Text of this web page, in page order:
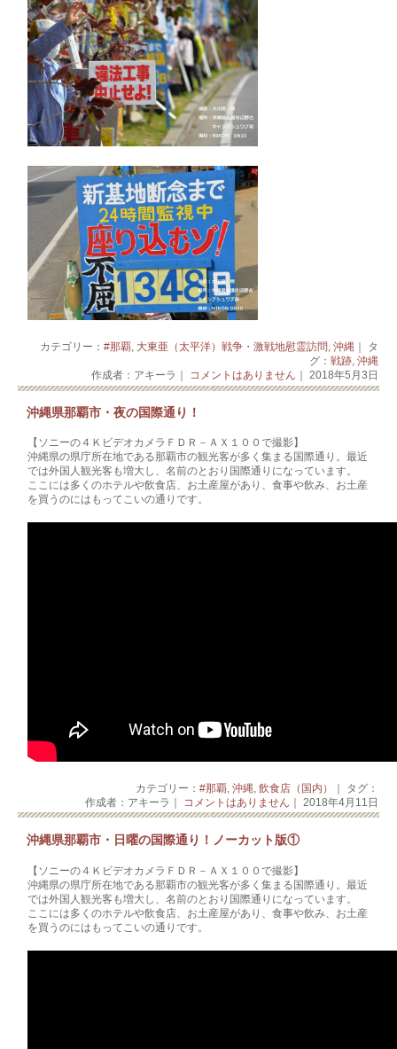
カテゴリー： #那覇, 大東亜（太平洋）戦争・激戦地慰霊訪問 沖縄 ｜ タ
グ： 戦跡, 沖縄
作成者：アキーラ｜
コメントはありません ｜ 2018年5月3日
沖縄県那覇市・夜の国際通り！
【ソニーの４ＫビデオカメラＦＤＲ－ＡＸ１００で撮影】
沖縄県の県庁所在地である那覇市の観光客が多く集まる国際通り。最近
では外国人観光客も増大し、名前のとおり国際通りになっています。
ここには多くのホテルや飲食店、お土産屋があり、食事や飲み、お土産
を買うのにはもってこいの通りです。
カテゴリー： #那覇, 沖縄, 飲食店（国内）
｜ タグ：
作成者：アキーラ｜ コメントはありません ｜ 2018年4月11日
沖縄県那覇市・日曜の国際通り！ノーカット版①
【ソニーの４ＫビデオカメラＦＤＲ－ＡＸ１００で撮影】
沖縄県の県庁所在地である那覇市の観光客が多く集まる国際通り。最近
では外国人観光客も増大し、名前のとおり国際通りになっています。
ここには多くのホテルや飲食店、お土産屋があり、食事や飲み、お土産
を買うのにはもってこいの通りです。